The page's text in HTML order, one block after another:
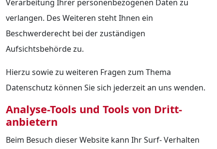
Verarbeitung Ihrer personenbezogenen Daten zu
verlangen. Des Weiteren steht Ihnen ein
Beschwerderecht bei der zuständigen
Aufsichtsbehörde zu.
Hierzu sowie zu weiteren Fragen zum Thema
Datenschutz können Sie sich jederzeit an uns wenden.
Analyse-Tools und Tools von Dritt­
anbietern
Beim Besuch dieser Website kann Ihr Surf- Verhalten